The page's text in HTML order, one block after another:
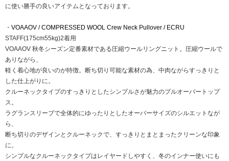
に使い勝手の良いアイテムとなっております。
・ VOAAOV / COMPRESSED WOOL Crew Neck Pullover / ECRU
STAFF(175cm55kg)2着用
VOAAOV 秋冬シーズン定番素材である圧縮ウールリングニット。圧縮ウールで
ありながら、
軽く着心地が良いのが特徴。断ち切り可能な素材の為、中肉ながらすっきりと
した仕上がりに。
クルーネックタイプのすっきりとしたシンプルさが魅力のプルオーバートップ
ス。
ラグランスリーブで全体的にゆったりとしたオーバーサイズのシルエットなが
ら、
断ち切りのデザインとクルーネックで、すっきりとまとまったクリーンな印象
に。
シンプルなクルーネックタイプはレイヤードしやすく、冬のインナー使いにも